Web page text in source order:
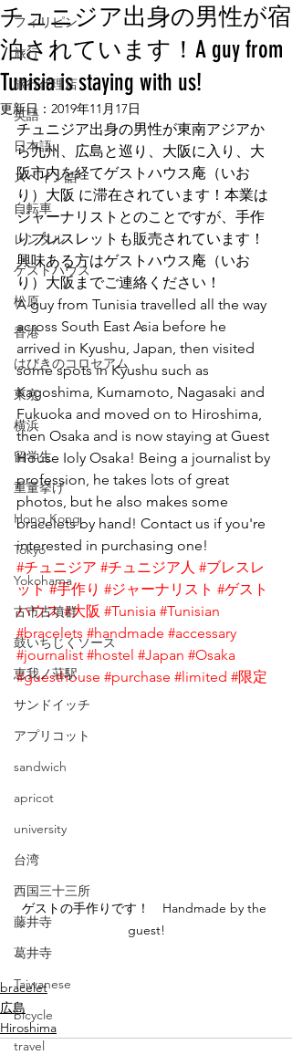
フィリピン
旅行
旅行代理店
英語
日本語
スペイン語
自転車
レンタル
ゲストハウス
松原
香港
はびきのコロセアム
東京
横浜
留学生
重量挙げ
Hong Kong
Tokyo
Yokohama
古市古墳群
鼓いちじくソース
恵我ノ荘駅
サンドイッチ
アプリコット
sandwich
apricot
university
台湾
西国三十三所
藤井寺
葛井寺
Taiwanese
bicycle
travel
チュニジア出身の男性が宿
泊されています！A guy from
Tunisia is staying with us!
更新日： 2019年11月17日
チュニジア出身の男性が東南アジアか
ら九州、広島と巡り、大阪に入り、大
阪市内を経てゲストハウス庵（いお
り）大阪 に滞在されています！本業は
ジャーナリストとのことですが、手作
りブレスレットも販売されています！
興味ある方はゲストハウス庵（いお
り）大阪までご連絡ください！
A guy from Tunisia travelled all the way
across South East Asia before he
arrived in Kyushu, Japan, then visited
some spots in Kyushu such as
Kagoshima, Kumamoto, Nagasaki and
Fukuoka and moved on to Hiroshima,
then Osaka and is now staying at Guest
House Ioly Osaka! Being a journalist by
profession, he takes lots of great
photos, but he also makes some
bracelets by hand! Contact us if you're
interested in purchasing one!
#チュニジア #チュニジア人 #ブレスレ
ット #手作り #ジャーナリスト #ゲスト
ハウス #大阪 #Tunisia #Tunisian
#bracelets #handmade #accessary
#journalist #hostel #Japan #Osaka
#guesthouse #purchase #limited #限定
ゲストの手作りです！　Handmade by the
guest!
bracelet
広島
Hiroshima